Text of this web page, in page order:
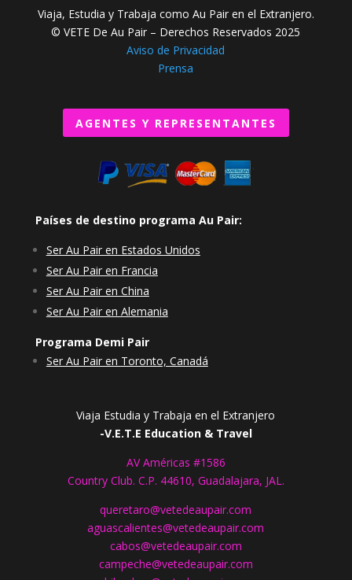
Viaja, Estudia y Trabaja como Au Pair en el Extranjero.
© VETE De Au Pair – Derechos Reservados 2025
Aviso de Privacidad
Prensa
AGENTES Y REPRESENTANTES
Países de destino programa Au Pair:
Ser Au Pair en Estados Unidos
Ser Au Pair en Francia
Ser Au Pair en China
Ser Au Pair en Alemania
Programa Demi Pair
Ser Au Pair en Toronto, Canadá
Viaja Estudia y Trabaja en el Extranjero
-V.E.T.E Education & Travel
AV Américas #1586
Country Club. C.P. 44610, Guadalajara, JAL.
queretaro@vetedeaupair.com
aguascalientes@vetedeaupair.com
cabos@vetedeaupair.com
campeche@vetedeaupair.com